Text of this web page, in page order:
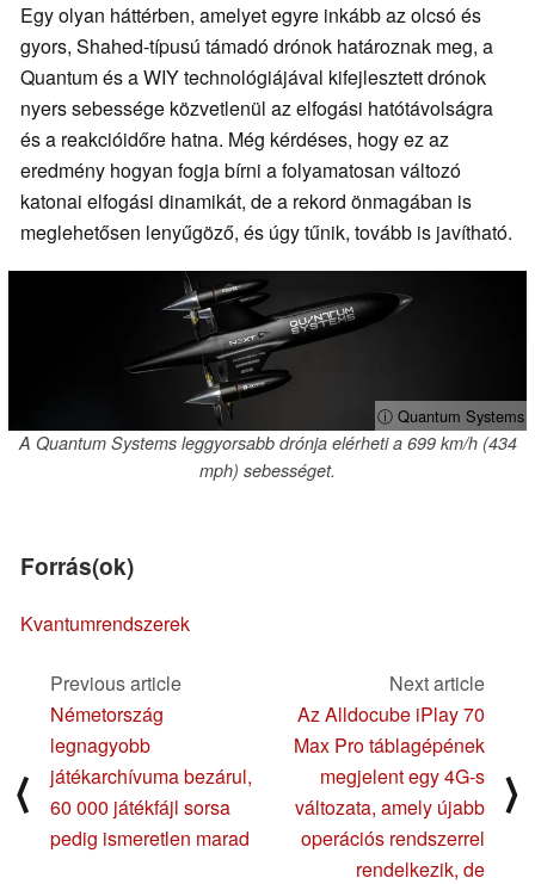
Egy olyan háttérben, amelyet egyre inkább az olcsó és
gyors, Shahed-típusú támadó drónok határoznak meg, a
Quantum és a WIY technológiájával kifejlesztett drónok
nyers sebessége közvetlenül az elfogási hatótávolságra
és a reakcióidőre hatna. Még kérdéses, hogy ez az
eredmény hogyan fogja bírni a folyamatosan változó
katonai elfogási dinamikát, de a rekord önmagában is
meglehetősen lenyűgöző, és úgy tűnik, tovább is javítható.
ⓘ Quantum Systems
A Quantum Systems leggyorsabb drónja elérheti a 699 km/h (434
mph) sebességet.
Forrás(ok)
Kvantumrendszerek
⟨
Previous article
Németország
legnagyobb
játékarchívuma bezárul,
60 000 játékfájl sorsa
pedig ismeretlen marad
Next article
Az Alldocube iPlay 70
Max Pro táblagépének
megjelent egy 4G-s
változata, amely újabb
operációs rendszerrel
rendelkezik, de
⟩